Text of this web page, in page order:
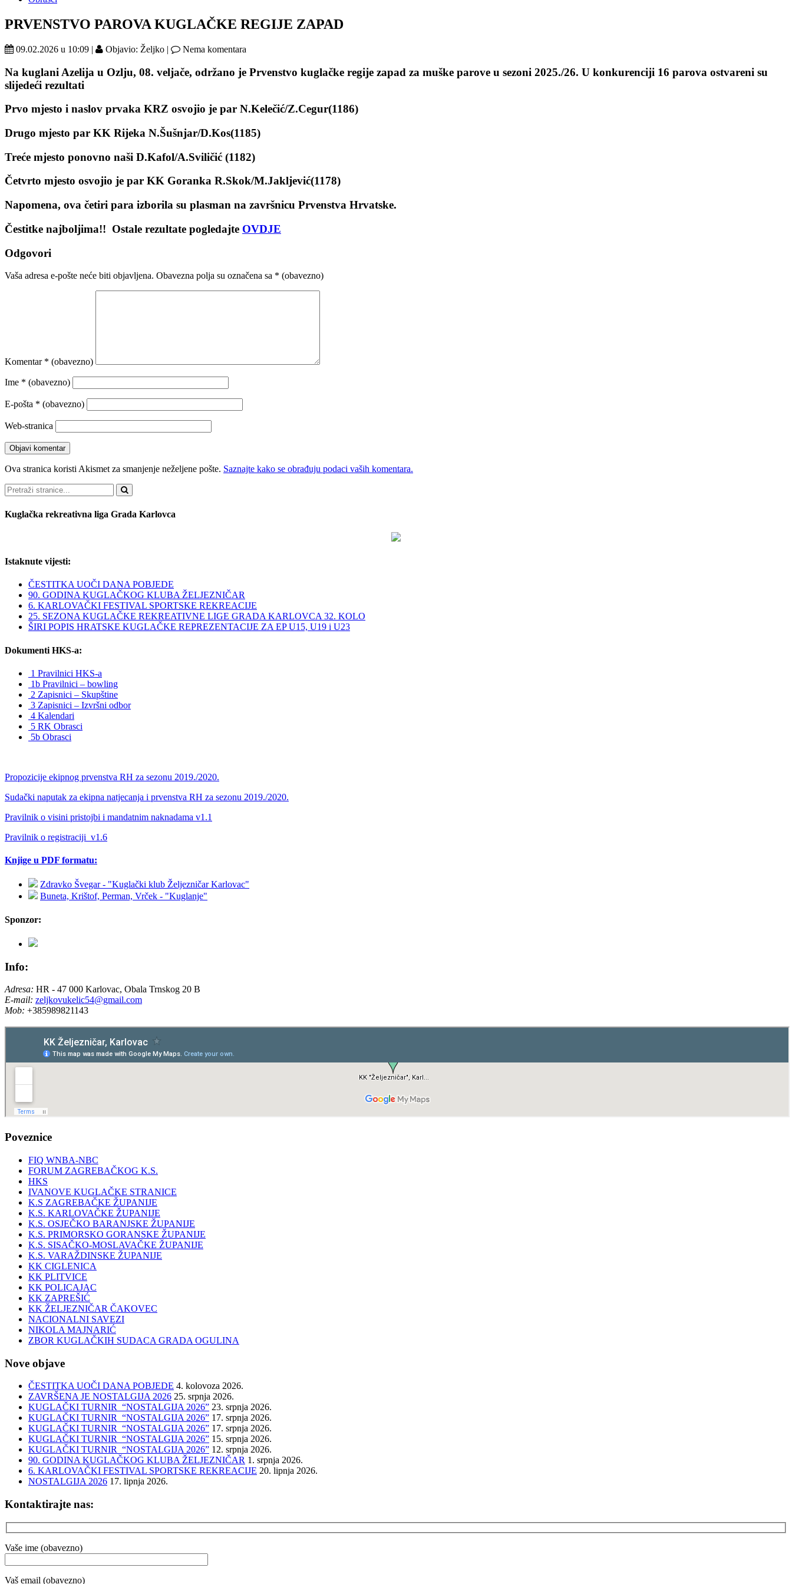
PRVENSTVO PAROVA KUGLAČKE REGIJE ZAPAD
09.02.2026 u 10:09 | Objavio: Željko | Nema komentara
Na kuglani Azelija u Ozlju, 08. veljače, održano je Prvenstvo kuglačke regije zapad za muške parove u sezoni 2025./26. U konkurenciji 16 parova ostvareni su
slijedeći rezultati
Prvo mjesto i naslov prvaka KRZ osvojio je par N.Kelečić/Z.Cegur(1186)
Drugo mjesto par KK Rijeka N.Šušnjar/D.Kos(1185)
Treće mjesto ponovno naši D.Kafol/A.Sviličić (1182)
Četvrto mjesto osvojio je par KK Goranka R.Skok/M.Jakljević(1178)
Napomena, ova četiri para izborila su plasman na završnicu Prvenstva Hrvatske.
Čestitke najboljima!! Ostale rezultate pogledajte OVDJE
Odgovori
Vaša adresa e-pošte neće biti objavljena. Obavezna polja su označena sa * (obavezno)
Komentar * (obavezno)
Ime * (obavezno)
E-pošta * (obavezno)
Web-stranica
Ova stranica koristi Akismet za smanjenje neželjene pošte. Saznajte kako se obrađuju podaci vaših komentara.
Pretraži
Kuglačka rekreativna liga Grada Karlovca
Istaknute vijesti:
ČESTITKA UOČI DANA POBJEDE
90. GODINA KUGLAČKOG KLUBA ŽELJEZNIČAR
6. KARLOVAČKI FESTIVAL SPORTSKE REKREACIJE
25. SEZONA KUGLAČKE REKREATIVNE LIGE GRADA KARLOVCA 32. KOLO
ŠIRI POPIS HRATSKE KUGLAČKE REPREZENTACIJE ZA EP U15, U19 i U23
Dokumenti HKS-a:
1 Pravilnici HKS-a
1b Pravilnici – bowling
2 Zapisnici – Skupštine
3 Zapisnici – Izvršni odbor
4 Kalendari
5 RK Obrasci
5b Obrasci
Propozicije ekipnog prvenstva RH za sezonu 2019./2020.
Sudački naputak za ekipna natjecanja i prvenstva RH za sezonu 2019./2020.
Pravilnik o visini pristojbi i mandatnim naknadama v1.1
Pravilnik o registraciji_v1.6
Knjige u PDF formatu:
Zdravko Švegar - "Kuglački klub Željezničar Karlovac"
Buneta, Krištof, Perman, Vrček - "Kuglanje"
Sponzor:
Info:
Adresa: HR - 47 000 Karlovac, Obala Trnskog 20 B
E-mail: zeljkovukelic54@gmail.com
Mob: +385989821143
Poveznice
FIQ WNBA-NBC
FORUM ZAGREBAČKOG K.S.
HKS
IVANOVE KUGLAČKE STRANICE
K.S ZAGREBAČKE ŽUPANIJE
K.S. KARLOVAČKE ŽUPANIJE
K.S. OSJEČKO BARANJSKE ŽUPANIJE
K.S. PRIMORSKO GORANSKE ŽUPANIJE
K.S. SISAČKO-MOSLAVAČKE ŽUPANIJE
K.S. VARAŽDINSKE ŽUPANIJE
KK CIGLENICA
KK PLITVICE
KK POLICAJAC
KK ZAPREŠIĆ
KK ŽELJEZNIČAR ČAKOVEC
NACIONALNI SAVEZI
NIKOLA MAJNARIĆ
ZBOR KUGLAČKIH SUDACA GRADA OGULINA
Nove objave
ČESTITKA UOČI DANA POBJEDE 4. kolovoza 2026.
ZAVRŠENA JE NOSTALGIJA 2026 25. srpnja 2026.
KUGLAČKI TURNIR “NOSTALGIJA 2026” 23. srpnja 2026.
KUGLAČKI TURNIR “NOSTALGIJA 2026” 17. srpnja 2026.
KUGLAČKI TURNIR “NOSTALGIJA 2026” 17. srpnja 2026.
KUGLAČKI TURNIR “NOSTALGIJA 2026” 15. srpnja 2026.
KUGLAČKI TURNIR “NOSTALGIJA 2026” 12. srpnja 2026.
90. GODINA KUGLAČKOG KLUBA ŽELJEZNIČAR 1. srpnja 2026.
6. KARLOVAČKI FESTIVAL SPORTSKE REKREACIJE 20. lipnja 2026.
NOSTALGIJA 2026 17. lipnja 2026.
Kontaktirajte nas:
Vaše ime (obavezno)
Vaš email (obavezno)